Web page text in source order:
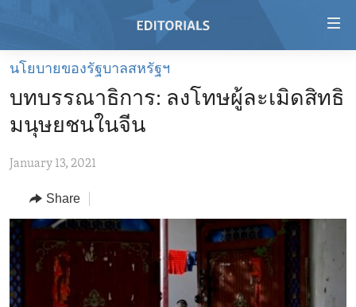
Skip
main
content
to
Navigation
Skip
to
Search
RADIO
REGIONS
AFRICA
AMERICAS
ASIA
EUROPE
TOPICS
HUMAN RIGHTS
SECURITY AND DEFENSE
AID AND DEVELOPMENT
ARCHIVE
ABOUT US
FOLLOW US
นโยบายของรัฐบาลสหรัฐฯ
บทบรรณาธิการ: ลงโทษผู้ละเมิดสิทธิ
มนุษยชนในจีน
January 13, 2021
Share